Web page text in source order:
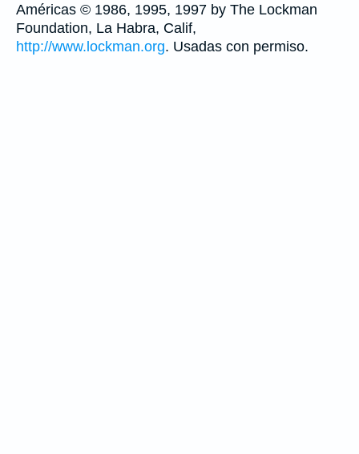
Américas © 1986, 1995, 1997 by The Lockman
Foundation, La Habra, Calif,
http://www.lockman.org. Usadas con permiso.